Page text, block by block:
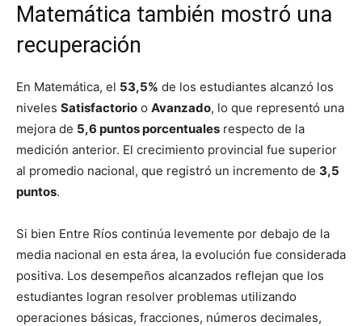
Matemática también mostró una
recuperación
En Matemática, el 53,5% de los estudiantes alcanzó los
niveles Satisfactorio o Avanzado, lo que representó una
mejora de 5,6 puntos porcentuales respecto de la
medición anterior. El crecimiento provincial fue superior
al promedio nacional, que registró un incremento de 3,5
puntos.
Si bien Entre Ríos continúa levemente por debajo de la
media nacional en esta área, la evolución fue considerada
positiva. Los desempeños alcanzados reflejan que los
estudiantes logran resolver problemas utilizando
operaciones básicas, fracciones, números decimales,